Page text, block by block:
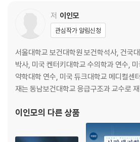
1 세포의 구조 26
2 세포막(cell membrane) 26
3 세포질(cytoplasm) 27
4 핵(nucleus) 28
5 핵산(nucleic acid) 29
6 세포주기(cell cycle) 30
7 세포분열(cell division) 30
9 체액(body fluid) 32
Ⅱ. 조 직 33
저 이인모
관심작가 알림신청
서울대학교 보건대학원 보건학석사, 건국
박사, 미국 켄터키대학교 수의학과 연수,
약학대학 연수, 미국 듀크대학교 메디컬센
재는 동남보건대학교 응급구조과 교수로
이인모의 다른 상품